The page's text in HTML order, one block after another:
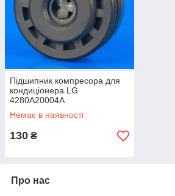
Підшипник компресора для
кондиціонера LG
4280A20004A
Немає в наявності
130 ₴
Про нас